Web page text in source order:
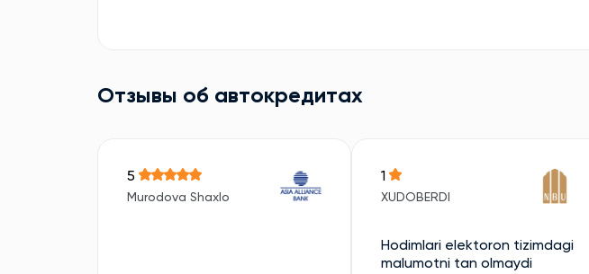
Отзывы об автокредитах
5
Murodova Shaxlo
1
XUDOBERDI
Hodimlari elektoron tizimdagi
malumotni tan olmaydi